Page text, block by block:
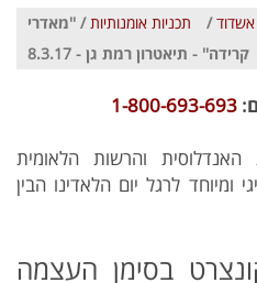
/ תכניות אומנותיות/ ''מאדרי
קרידה'' - תיאטרון רמת גן - 8.3.17
1-800-693-693
והרשות הלאומית
ומיוחד לרגל יום הלאדינו הבין
בסימן העצמה